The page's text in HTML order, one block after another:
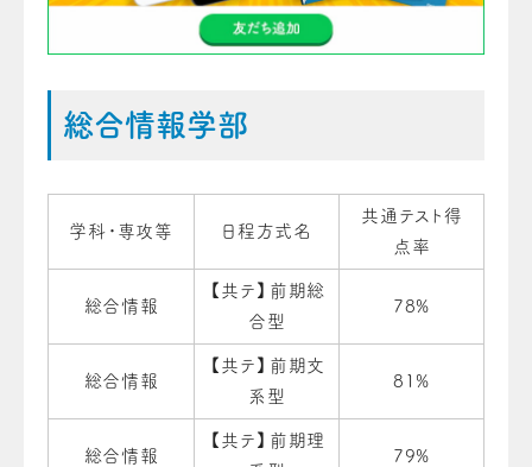
総合情報学部
学科・専攻等 日程方式名
共通テスト得
点率
総合情報
【共テ】前期総
合型
78%
総合情報
【共テ】前期文
系型
81%
総合情報
【共テ】前期理
79%